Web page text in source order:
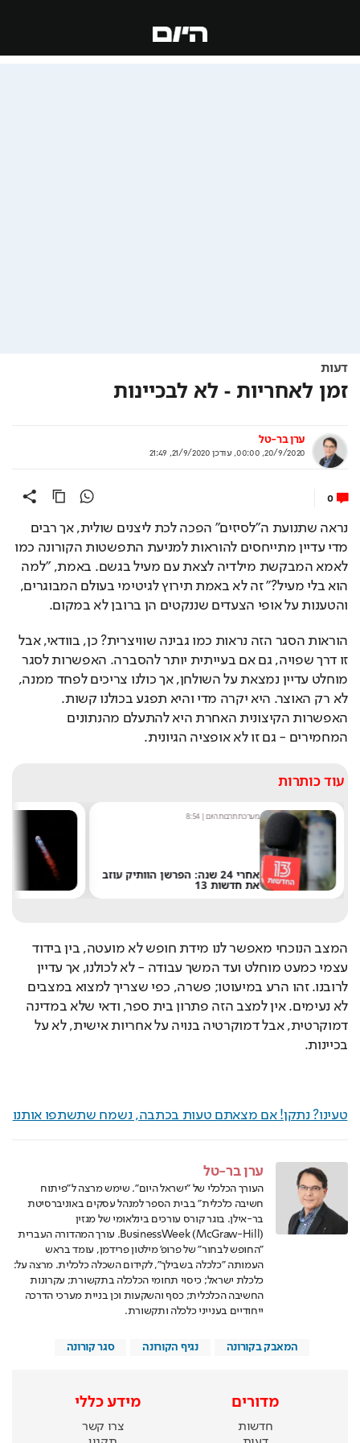
דעות
זמן לאחריות - לא לבכיינות
ערן בר-טל
20/9/2020, 00:00
, עודכן 21/9/2020, 21:49
0
והטענות על אופי הצעדים שננקטים הן ברובן לא במקום.
הוראות הסגר הזה נראות כמו גבינה שוויצרית? כן, בוודאי, אבל
המחמירים - גם זו לא אופציה הגיונית.
עוד כותרות
מערכת תרבות היום|
8:54
אחרי 24 שנה: הפרשן הוותיק עוזב
את חדשות 13
המצב הנוכחי מאפשר לנו מידת חופש לא מועטה, בין בידוד
דמוקרטית, אבל דמוקרטיה בנויה על אחריות אישית, לא על
בכיינות.
טעינו? נתקן! אם מצאתם טעות בכתבה, נשמח שתשתפו אותנו
ערן בר-טל
העורך הכלכלי של "ישראל היום". שימש מרצה ל"פיתוח
חשיבה כלכלית" בבית הספר למנהל עסקים באוניברסיטת
בר-אילן. בוגר קורס עורכים בינלאומי של מגזין
(BusinessWeek (McGraw-Hill. עורך המהדורה העברית
"החופש לבחור" של פרופ' מילטון פרידמן, עומד בראש
העמותה "כלכלה בשבילך", לקידום השכלה כלכלית. מרצה על:
כלכלת ישראל; כיסוי תחומי הכלכלה בתקשורת; עקרונות
החשיבה הכלכלית; כסף והשקעות וכן בניית מערכי הדרכה
ייחודיים בענייני כלכלה ותקשורת.
המאבק בקורונה נגיף הקורונה סגר קורונה
מדורים
חדשות
מידע כללי
צרו קשר